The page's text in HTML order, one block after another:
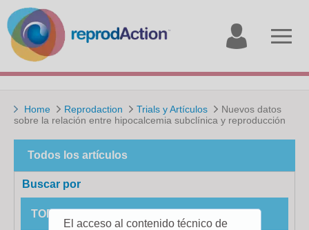
account
Home Reprodaction Trials y Artículos
Nuevos datos
sobre la relación entre hipocalcemia subclínica y reproducción
Todos los artículos
Buscar por
TODOS LOS ESTUDIOS DE CAMPO
El acceso al contenido técnico de